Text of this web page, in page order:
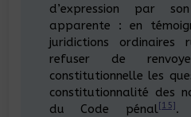
d’expression par
apparente : en
juridictions ordinaires
refuser de
constitutionnelle les
constitutionnalité des
du Code pénal[15] .